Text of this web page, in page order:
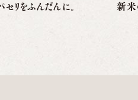
リをふんだんに。 新米